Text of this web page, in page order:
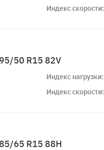
Индекс скорости:
50 R15 82V
Индекс нагрузки:
Индекс скорости:
65 R15 88H